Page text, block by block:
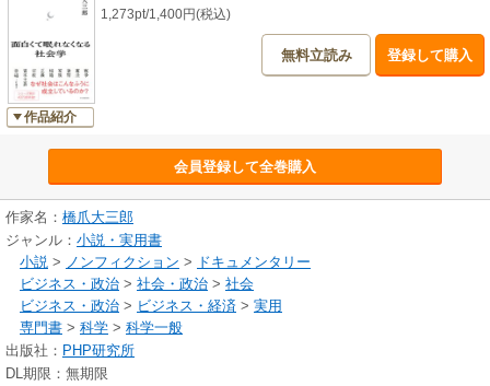
作品紹介
1,273pt/1,400円(税込)
無料立読み 登録して購入
会員登録して全巻購入
作家名： 橋爪大三郎
ジャンル： 小説・実用書
小説 > ノンフィクション > ドキュメンタリー
ビジネス・政治 > 社会・政治 > 社会
ビジネス・政治 > ビジネス・経済 > 実用
専門書 > 科学 > 科学一般
出版社： PHP研究所
DL期限：無期限